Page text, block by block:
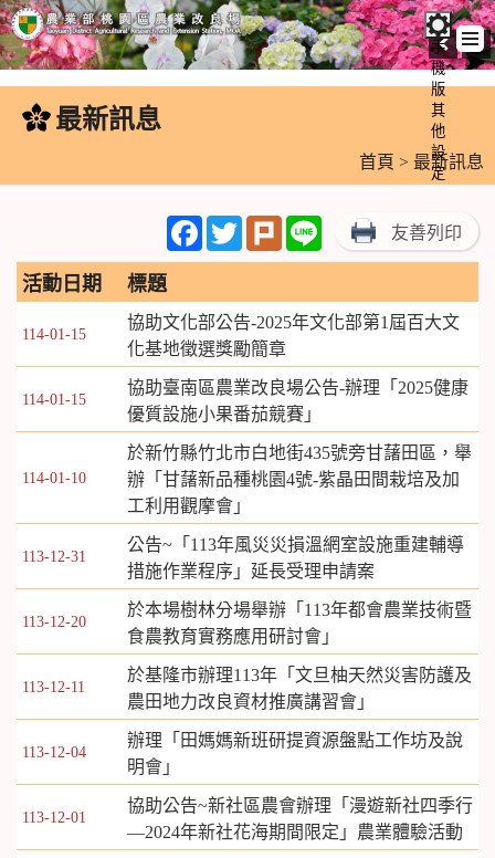
跳
內
手
機
版
其
他
設
定
最新訊息
首頁 > 最新訊息
FacebookTwitterPlurk Line 友善列印
活動日期 標題
114-01-15
協助文化部公告-2025年文化部第1屆百大文
化基地徵選獎勵簡章
114-01-15
協助臺南區農業改良場公告-辦理「2025健康
優質設施小果番茄競賽」
114-01-10
於新竹縣竹北市白地街435號旁甘藷田區，舉
辦「甘藷新品種桃園4號-紫晶田間栽培及加
工利用觀摩會」
113-12-31
公告~「113年風災災損溫網室設施重建輔導
措施作業程序」延長受理申請案
113-12-20
於本場樹林分場舉辦「113年都會農業技術暨
食農教育實務應用研討會」
113-12-11
於基隆市辦理113年「文旦柚天然災害防護及
農田地力改良資材推廣講習會」
113-12-04
辦理「田媽媽新班研提資源盤點工作坊及說
明會」
113-12-01
協助公告~新社區農會辦理「漫遊新社四季行
—2024年新社花海期間限定」農業體驗活動